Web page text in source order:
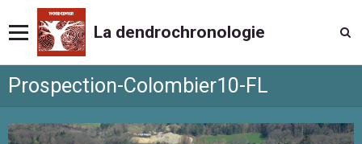
La dendrochronologie
Prospection-Colombier10-FL